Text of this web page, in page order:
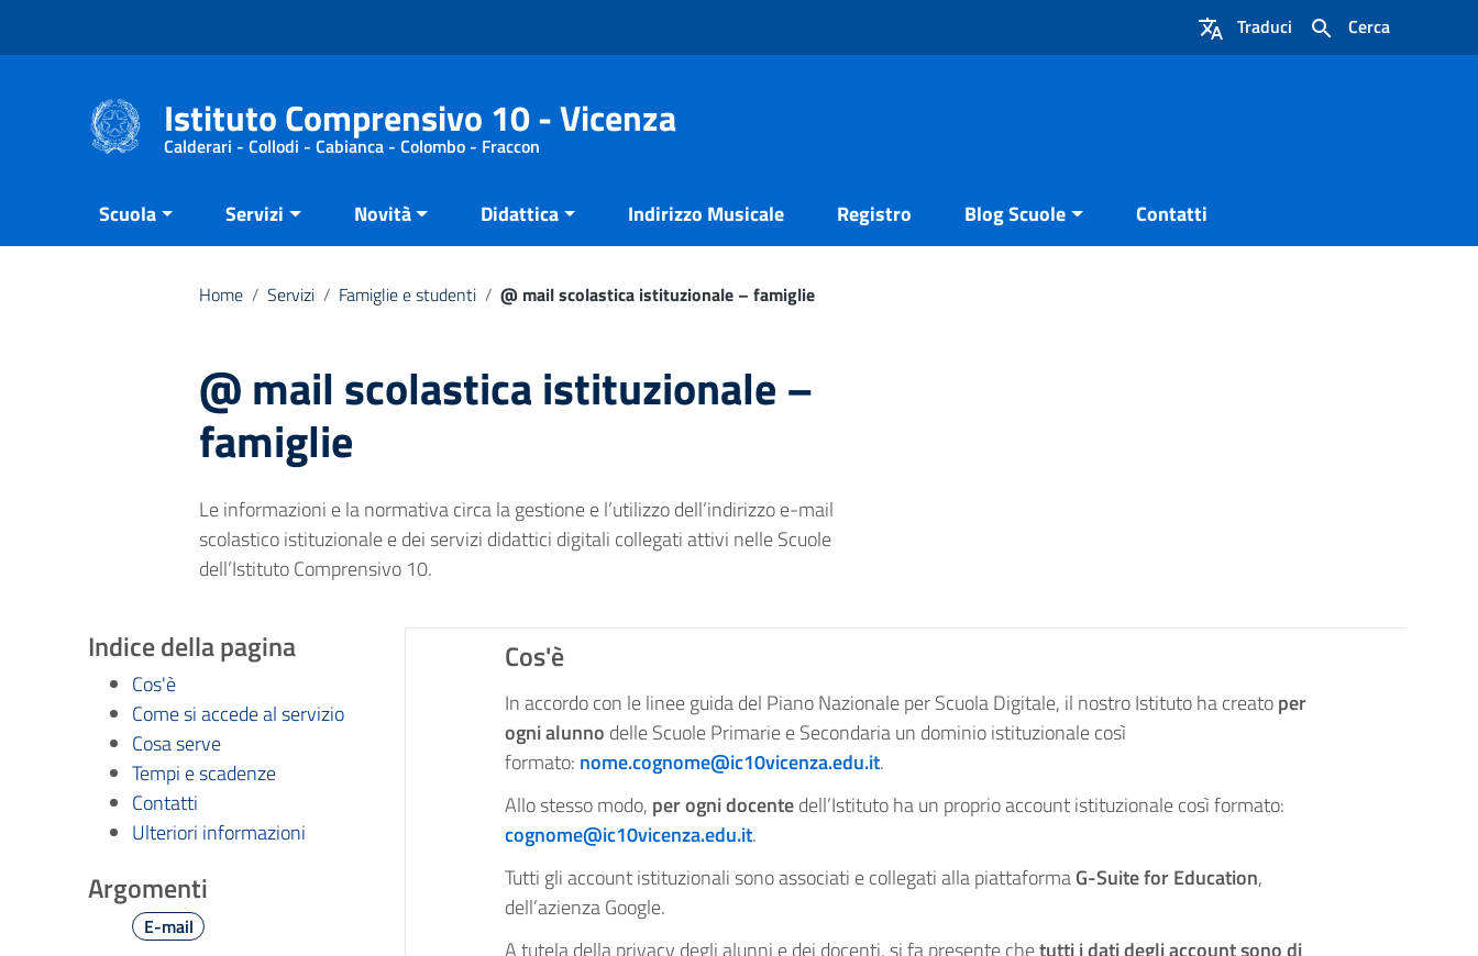
Cerca
Traduci
Istituto Comprensivo 10 - Vicenza
Calderari - Collodi - Cabianca - Colombo - Fraccon
Scuola Servizi Novità Didattica Indirizzo Musicale Registro Blog Scuole Contatti
Home / Servizi / Famiglie e studenti / @ mail scolastica istituzionale – famiglie
@ mail scolastica istituzionale –
famiglie
Le informazioni e la normativa circa la gestione e l’utilizzo dell’indirizzo e-mail
scolastico istituzionale e dei servizi didattici digitali collegati attivi nelle Scuole
dell’Istituto Comprensivo 10.
Indice della pagina
Cos'è
Come si accede al servizio
Cosa serve
Tempi e scadenze
Contatti
Ulteriori informazioni
Argomenti
E-mail
Cos'è
In accordo con le linee guida del Piano Nazionale per Scuola Digitale, il nostro Istituto ha creatoper
ogni alunno delle Scuole Primarie e Secondaria un dominio istituzionale così
formato: nome.cognome@ic10vicenza.edu.it.
Allo stesso modo, per ogni docentedell’Istituto ha un proprio account istituzionale così formato:
cognome@ic10vicenza.edu.it.
Tutti gli account istituzionali sono associati e collegati alla piattaformaG-Suite for Education,
dell’azienza Google.
A tutela della privacy degli alunni e dei docenti, si fa presente chetutti i dati degli account sono di